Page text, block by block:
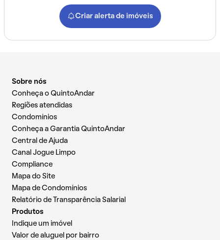
Criar alerta de imóveis
Sobre nós
Conheça o QuintoAndar
Regiões atendidas
Condomínios
Conheça a Garantia QuintoAndar
Central de Ajuda
Canal Jogue Limpo
Compliance
Mapa do Site
Mapa de Condomínios
Relatório de Transparência Salarial
Produtos
Indique um imóvel
Valor de aluguel por bairro